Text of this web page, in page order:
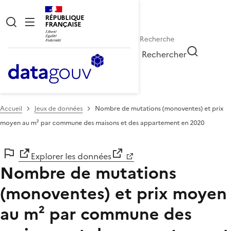
RÉPUBLIQUE
FRANÇAISE
Rechercher
Accueil Jeux de données
Nombre de mutations (monoventes) et prix
moyen au m² par commune des maisons et des appartement en 2020
Explorer les données
Nombre de mutations
(monoventes) et prix moyen
au m² par commune des